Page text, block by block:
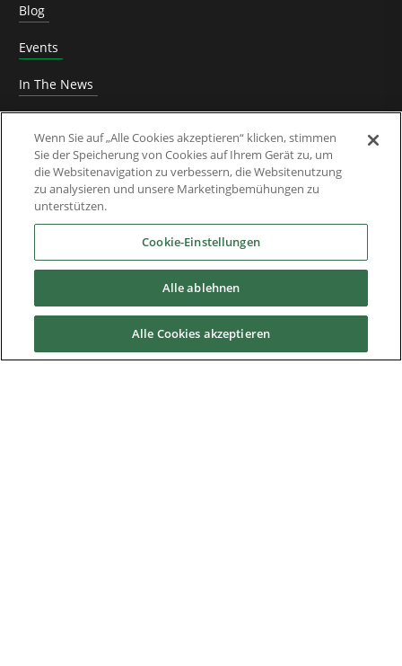
Blog
Events
In The News
Thought Leadership
Whitepaper
Downloads
Wenn Sie auf „Alle Cookies akzeptieren“ klicken, stimmen
Sie der Speicherung von Cookies auf Ihrem Gerät zu, um
die Websitenavigation zu verbessern, die Websitenutzung
zu analysieren und unsere Marketingbemühungen zu
unterstützen.
Cookie-Einstellungen
Alle ablehnen
Alle Cookies akzeptieren